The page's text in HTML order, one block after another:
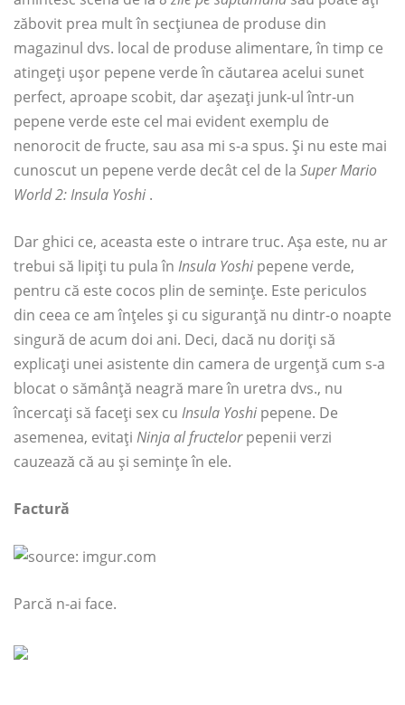
zăbovit prea mult în secțiunea de produse din
magazinul dvs. local de produse alimentare, în timp ce
atingeți ușor pepene verde în căutarea acelui sunet
perfect, aproape scobit, dar așezați junk-ul într-un
pepene verde este cel mai evident exemplu de
nenorocit de fructe, sau asa mi s-a spus. Și nu este mai
cunoscut un pepene verde decât cel de la Super Mario
World 2: Insula Yoshi .
Dar ghici ce, aceasta este o intrare truc. Așa este, nu ar
trebui să lipiți tu pula în Insula Yoshi pepene verde,
pentru că este cocos plin de semințe. Este periculos
din ceea ce am înțeles și cu siguranță nu dintr-o noapte
singură de acum doi ani. Deci, dacă nu doriți să
explicați unei asistente din camera de urgență cum s-a
blocat o sămânță neagră mare în uretra dvs., nu
încercați să faceți sex cu Insula Yoshi pepene. De
asemenea, evitați Ninja al fructelorpepenii verzi
cauzează că au și semințe în ele.
Factură
Parcă n-ai face.